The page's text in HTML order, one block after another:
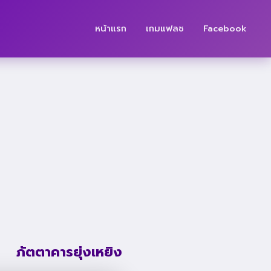
หน้าแรก เกมแฟลช Facebook
ภัตตาคารยุ่งเหยิง